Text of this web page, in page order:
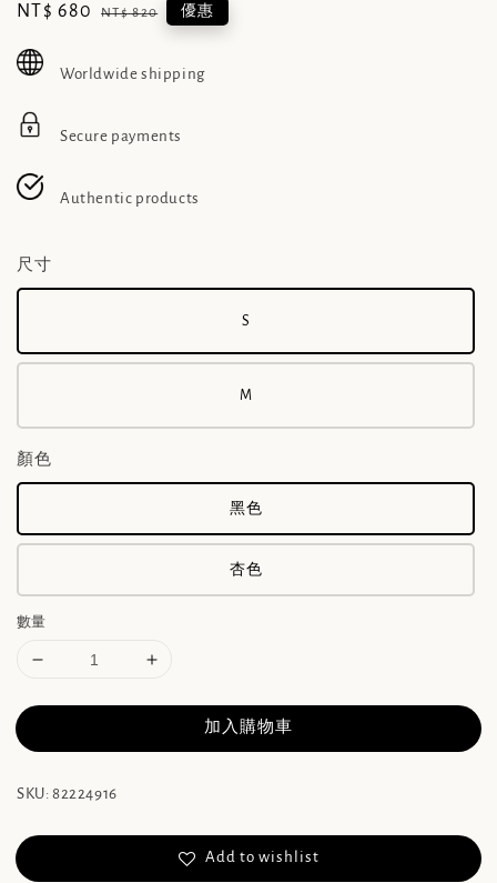
Sale
NT$ 680 Regular
NT$ 820 優惠
Worldwide shipping
Secure payments
Authentic products
尺寸
S
M
顏色
黑色
杏色
數量
加入購物車
SKU: 82224916
Add to wishlist